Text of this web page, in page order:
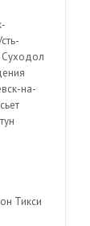
Суходол
на-
Тикси